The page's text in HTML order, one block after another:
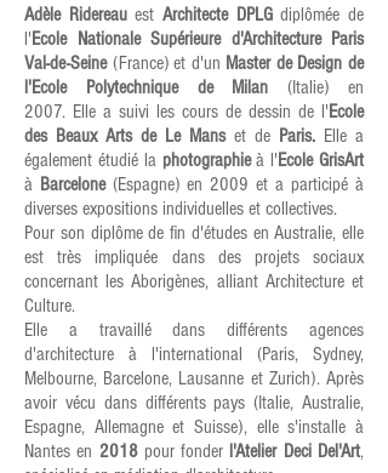
Adèle RidereauestArchitecte DPLGdiplômée de
l'Ecole Nationale Supérieure d'Architecture Paris
Val-de-Seine(France) et d'un Master de Design de
l'Ecole Polytechnique de Milan (Italie) en
2007. Elle a suivi les cours de dessin de l'Ecole
des Beaux Arts de Le Manset de Paris. Elle a
également étudié laphotographieà l'Ecole GrisArt
à Barcelone (Espagne) en 2009 et a participé à
diverses expositions individuelles et collectives.
Pour son diplôme de fin d'études en Australie, elle
est très impliquée dans des projets sociaux
concernant les Aborigènes, alliant Architecture et
Culture.
Elle a travaillé dans différents agences
d'architecture à l'international (Paris, Sydney,
Melbourne, Barcelone, Lausanne et Zurich). Après
avoir vécu dans différents pays (Italie, Australie,
Espagne, Allemagne et Suisse), elle s'installe à
Nantes en 2018pour fonder l'Atelier Deci Del'Art,